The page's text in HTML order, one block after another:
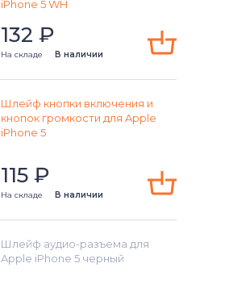
iPhone 5 WH
132 ₽
На складе В наличии
Шлейф кнопки включения и
кнопок громкости для Apple
iPhone 5
115 ₽
На складе В наличии
Шлейф аудио-разъема для
Apple iPhone 5 черный